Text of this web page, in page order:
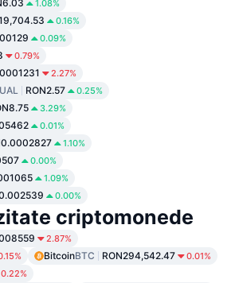
1.08%
0.16%
0.09%
0.79%
2.27%
RON2.57 0.25%
3.29%
0.01%
1.10%
0.00%
1.09%
0.00%
criptomonede
2.87%
BitcoinBTC RON294,542.47 0.01%
0.22%